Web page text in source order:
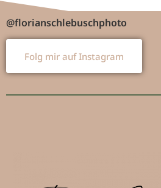
@florianschlebuschphoto
Folg mir auf Instagram